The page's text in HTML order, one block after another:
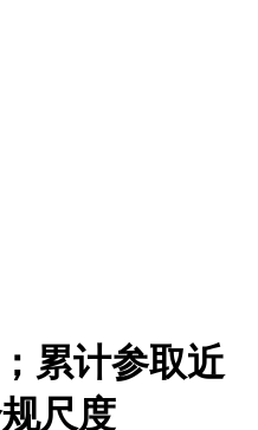
累计参取近
尺度